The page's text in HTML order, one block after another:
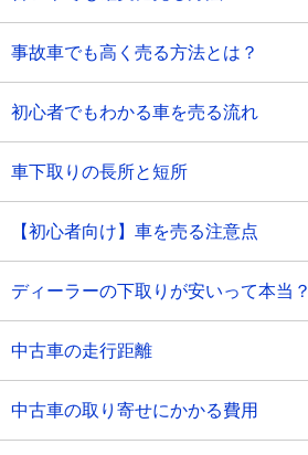
事故車でも高く売る方法とは？
初心者でもわかる車を売る流れ
車下取りの長所と短所
【初心者向け】車を売る注意点
ディーラーの下取りが安いって本当？
中古車の走行距離
中古車の取り寄せにかかる費用